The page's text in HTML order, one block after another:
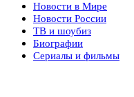
Новости в Мире
Новости России
ТВ и шоубиз
Биографии
Сериалы и фильмы